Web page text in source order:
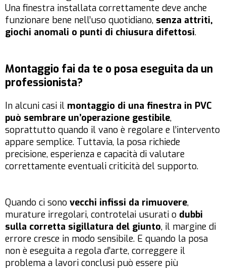
Una finestra installata correttamente deve anche
funzionare bene nell’uso quotidiano, senza attriti,
giochi anomali o punti di chiusura difettosi.
Montaggio fai da te o posa eseguita da un
professionista?
In alcuni casi il montaggio di una finestra in PVC
può sembrare un’operazione gestibile,
soprattutto quando il vano è regolare e l’intervento
appare semplice. Tuttavia, la posa richiede
precisione, esperienza e capacità di valutare
correttamente eventuali criticità del supporto.
Quando ci sono vecchi infissi da rimuovere,
murature irregolari, controtelai usurati o dubbi
sulla corretta sigillatura del giunto, il margine di
errore cresce in modo sensibile. E quando la posa
non è eseguita a regola d’arte, correggere il
problema a lavori conclusi può essere più